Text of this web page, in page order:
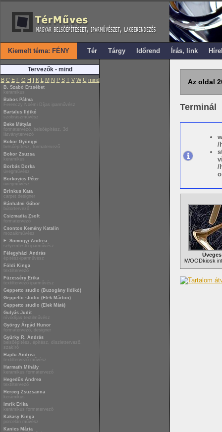
Kiemelt téma: FÉNY Tér Tárgy Időrend Írás, link
Tervezők - mind
B C E F G H I K L M N P S T V W Ü mind
B. Szabó Erzsébet
keramikus
Babos Pálma
Ferenczy Noémi Díjas iparművész
Bartalus Ildikó
szobrászművész
Beke Mátyás
formatervező, belsőépítész, 3d
látványtervező
Bokor Gyöngyi
belsőépítész, formatervező
Bokor Zsuzsa
keramikus
Borbás Dorka
üvegművész
Borkovics Péter
üvegművész
Brinkus Kata
carpet designer
Bánhalmi Gábor
bútortervező
Csizmadia Zsolt
formatervező
Csontos Kemény Katalin
mozaikművész
E. Somogyi Andrea
selyemfestő iparművész
Félegyházi András
építész-iparművész
Földi Kinga
textiltervező
Füzesséry Erika
textiltervező iparművész
Geppetto studio (Buzogány Ildikó)
Geppetto studio (Elek Márton)
Geppetto studio (Elek Máté)
Gulyás Judit
nívódíjas textilművész
György Árpád Hunor
formatervező, designer
Gyürky R. András
belsőépítész, építész, díszlettervező,
szakíró
Hajdu Andrea
textiltervező művész
Harmath Mihály
keramikus formatervező
Hegedűs Andrea
textiltervező
Herceg Zsuzsanna
kerámikus
Imrik Erika
kerámikus formatervező
Kakasy Kinga
porcelán művész
Kanics Márta
Az oldal
Terminál
/
/
IWOODkiosk